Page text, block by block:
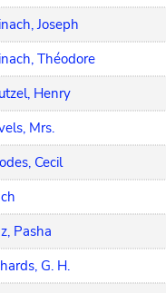
Joseph
Théodore
Henry
Mrs.
Cecil
Pasha
G. H.